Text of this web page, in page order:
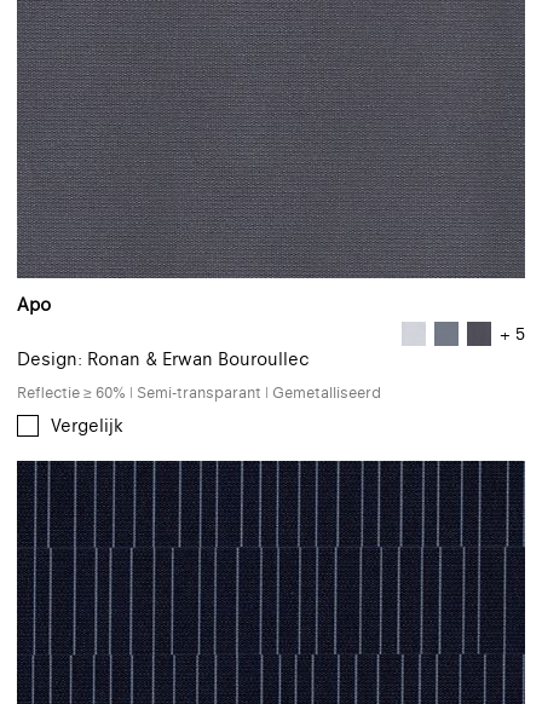
Apo
+ 5
Design: Ronan & Erwan Bouroullec
Reflectie ≥ 60% | Semi-transparant | Gemetalliseerd
Vergelijk